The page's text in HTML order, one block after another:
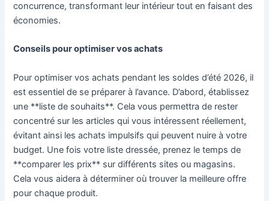
concurrence, transformant leur intérieur tout en faisant des
économies.
Conseils pour optimiser vos achats
Pour optimiser vos achats pendant les soldes d’été 2026, il
est essentiel de se préparer à l’avance. D’abord, établissez
une **liste de souhaits**. Cela vous permettra de rester
concentré sur les articles qui vous intéressent réellement,
évitant ainsi les achats impulsifs qui peuvent nuire à votre
budget. Une fois votre liste dressée, prenez le temps de
**comparer les prix** sur différents sites ou magasins.
Cela vous aidera à déterminer où trouver la meilleure offre
pour chaque produit.